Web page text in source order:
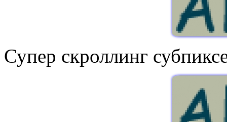
Супер скроллинг